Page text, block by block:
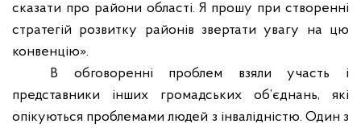
сказати про райони області. Я прошу при створенні
стратегій розвитку районів звертати увагу на цю
конвенцію».
В обговоренні проблем взяли участь і
представники інших громадських об’єднань, які
опікуються проблемами людей з інвалідністю. Один з